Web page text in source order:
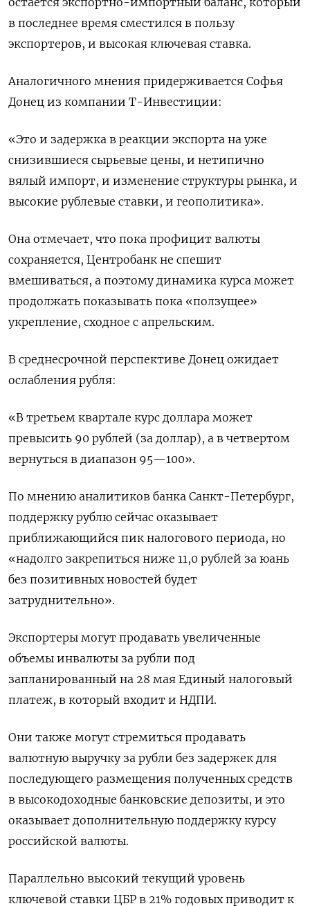
в последнее время сместился в пользу
экспортеров, и высокая ключевая ставка.
Аналогичного мнения придерживается Софья
Донец из компании Т-Инвестиции:
«Это и задержка в реакции экспорта на уже
снизившиеся сырьевые цены, и нетипично
вялый импорт, и изменение структуры рынка, и
высокие рублевые ставки, и геополитика».
Она отмечает, что пока профицит валюты
сохраняется, Центробанк не спешит
вмешиваться, а поэтому динамика курса может
продолжать показывать пока «ползущее»
укрепление, сходное с апрельским.
В среднесрочной перспективе Донец ожидает
ослабления рубля:
«В третьем квартале курс доллара может
превысить 90 рублей (за доллар), а в четвертом
вернуться в диапазон 95—100».
По мнению аналитиков банка Санкт-Петербург,
поддержку рублю сейчас оказывает
приближающийся пик налогового периода, но
«надолго закрепиться ниже 11,0 рублей за юань
без позитивных новостей будет
затруднительно».
Экспортеры могут продавать увеличенные
объемы инвалюты за рубли под
запланированный на 28 мая Единый налоговый
платеж, в который входит и НДПИ.
Они также могут стремиться продавать
валютную выручку за рубли без задержек для
последующего размещения полученных средств
в высокодоходные банковские депозиты, и это
оказывает дополнительную поддержку курсу
российской валюты.
Параллельно высокий текущий уровень
ключевой ставки ЦБР в 21% годовых приводит к